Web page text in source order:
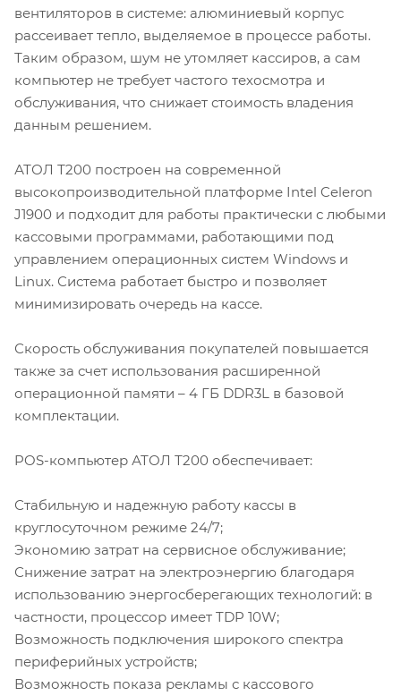
вентиляторов в системе: алюминиевый корпус
рассеивает тепло, выделяемое в процессе работы.
Таким образом, шум не утомляет кассиров, а сам
компьютер не требует частого техосмотра и
обслуживания, что снижает стоимость владения
данным решением.
АТОЛ Т200 построен на современной
высокопроизводительной платформе Intel Celeron
J1900 и подходит для работы практически с любыми
кассовыми программами, работающими под
управлением операционных систем Windows и
Linux. Система работает быстро и позволяет
минимизировать очередь на кассе.
Скорость обслуживания покупателей повышается
также за счет использования расширенной
операционной памяти – 4 ГБ DDR3L в базовой
комплектации.
POS-компьютер АТОЛ Т200 обеспечивает:
Стабильную и надежную работу кассы в
круглосуточном режиме 24/7;
Экономию затрат на сервисное обслуживание;
Снижение затрат на электроэнергию благодаря
использованию энергосберегающих технологий: в
частности, процессор имеет TDP 10W;
Возможность подключения широкого спектра
периферийных устройств;
Возможность показа рекламы с кассового